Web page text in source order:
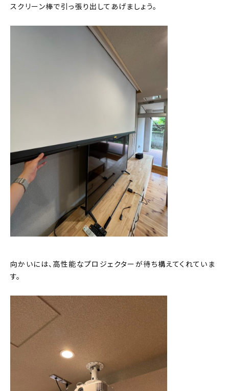
スクリーン棒で引っ張り出してあげましょう。
向かいには、高性能なプロジェクターが待ち構えてくれていま
す。